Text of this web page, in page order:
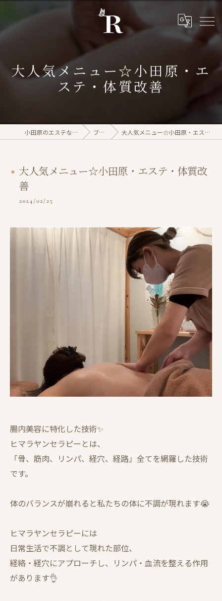
大人気メニュー☆小田原・エ
ステ・体質改善
小田原のエステならrasera ブログ 大人気メニュー☆小田原・エステ・体質改善
大人気メニュー☆小田原・エステ・体質改
善
2024/02/25
腸内美容に特化した技術✨
ヒマラヤンセラピーとは、
「骨、筋肉、リンパ、経穴、経路」全てを網羅した技術
です。
体のバランスが崩れると私たちの体に不調が現れます😭
ヒマラヤンセラピーには
日常生活で不調として現れた部位、
経絡・経穴にアプローチし、リンパ・血流を整える作用
があります👌